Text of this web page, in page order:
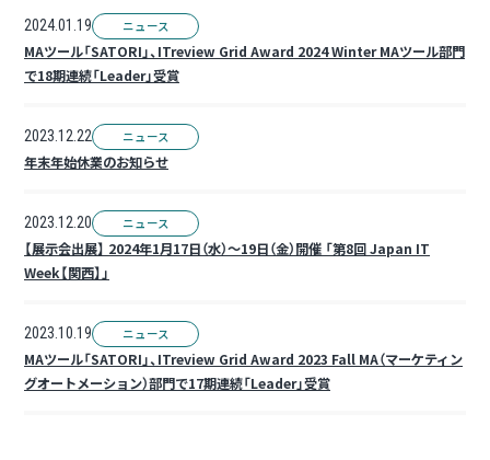
2024.01.19 ニュース
MAツール「SATORI」、ITreview Grid Award 2024 Winter MAツール部門
で18期連続「Leader」受賞
2023.12.22 ニュース
年末年始休業のお知らせ
2023.12.20 ニュース
【展示会出展】 2024年1月17日（水）～19日（金）開催 「第8回 Japan IT
Week【関西】」
2023.10.19 ニュース
MAツール「SATORI」、ITreview Grid Award 2023 Fall MA（マーケティン
グオートメーション）部門で17期連続「Leader」受賞